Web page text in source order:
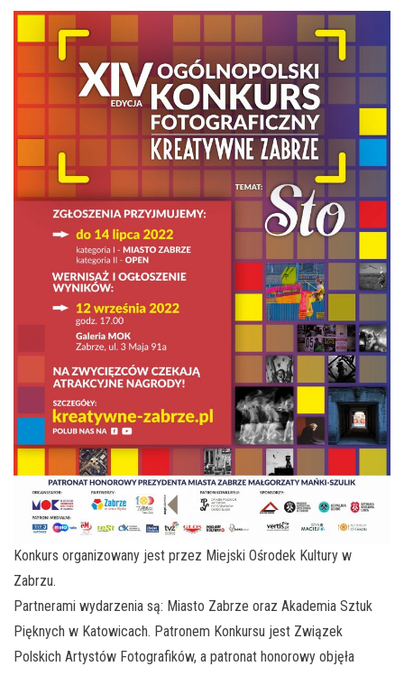
Konkurs organizowany jest przez Miejski Ośrodek Kultury w
Zabrzu.
Partnerami wydarzenia są: Miasto Zabrze oraz Akademia Sztuk
Pięknych w Katowicach. Patronem Konkursu jest Związek
Polskich Artystów Fotografików, a patronat honorowy objęła